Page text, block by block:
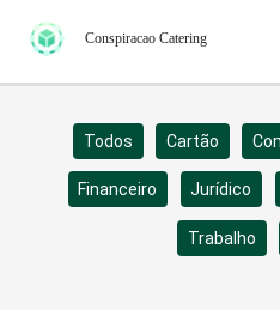
para
o
Conspiracao Catering
Filtrar
posts
Todos Cartão
Financeiro Jurídico
Trabalho